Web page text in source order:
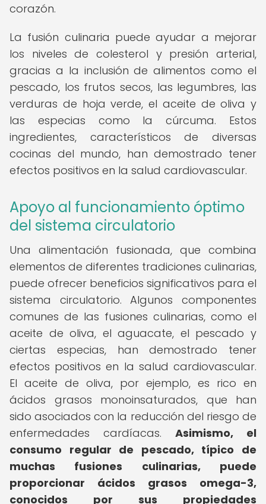
corazón.
La fusión culinaria puede ayudar a mejorar
los niveles de colesterol y presión arterial,
gracias a la inclusión de alimentos como el
pescado, los frutos secos, las legumbres, las
verduras de hoja verde, el aceite de oliva y
las especias como la cúrcuma. Estos
ingredientes, característicos de diversas
cocinas del mundo, han demostrado tener
efectos positivos en la salud cardiovascular.
Apoyo al funcionamiento óptimo
del sistema circulatorio
Una alimentación fusionada, que combina
elementos de diferentes tradiciones culinarias,
puede ofrecer beneficios significativos para el
sistema circulatorio. Algunos componentes
comunes de las fusiones culinarias, como el
aceite de oliva, el aguacate, el pescado y
ciertas especias, han demostrado tener
efectos positivos en la salud cardiovascular.
El aceite de oliva, por ejemplo, es rico en
ácidos grasos monoinsaturados, que han
sido asociados con la reducción del riesgo de
enfermedades cardíacas. Asimismo, el
consumo regular de pescado, típico de
muchas fusiones culinarias, puede
proporcionar ácidos grasos omega-3,
conocidos por sus propiedades